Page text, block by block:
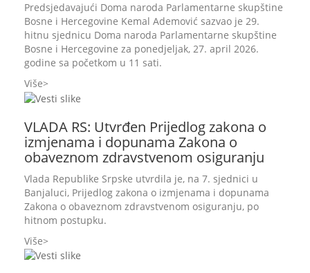
Predsjedavajući Doma naroda Parlamentarne skupštine
Bosne i Hercegovine Kemal Ademović sazvao je 29.
hitnu sjednicu Doma naroda Parlamentarne skupštine
Bosne i Hercegovine za ponedjeljak, 27. april 2026.
godine sa početkom u 11 sati.
Više
VLADA RS: Utvrđen Prijedlog zakona o
izmjenama i dopunama Zakona o
obaveznom zdravstvenom osiguranju
Vlada Republike Srpske utvrdila je, na 7. sjednici u
Banjaluci, Prijedlog zakona o izmjenama i dopunama
Zakona o obaveznom zdravstvenom osiguranju, po
hitnom postupku.
Više